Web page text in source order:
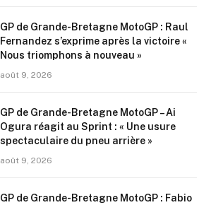
GP de Grande-Bretagne MotoGP : Raul
Fernandez s’exprime après la victoire «
Nous triomphons à nouveau »
août 9, 2026
GP de Grande-Bretagne MotoGP – Ai
Ogura réagit au Sprint : « Une usure
spectaculaire du pneu arrière »
août 9, 2026
GP de Grande-Bretagne MotoGP : Fabio